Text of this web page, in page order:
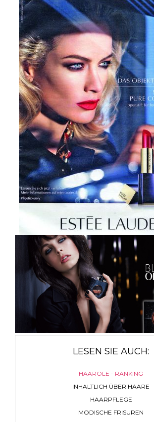
LESEN SIE AUCH:
HAARÖLE - RANKING
INHALTLICH ÜBER HAARE
HAARPFLEGE
MODISCHE FRISUREN